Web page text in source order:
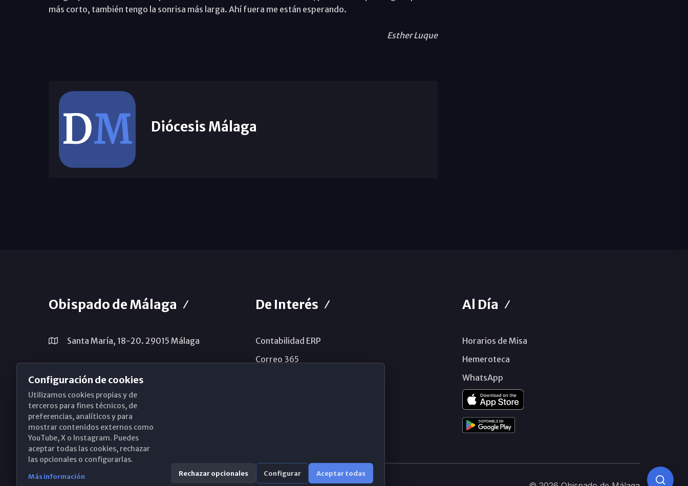
más corto, también tengo la sonrisa más larga. Ahí fuera me están esperando.
Esther Luque
Diócesis Málaga
Obispado de Málaga
Santa María, 18-20. 29015 Málaga
(+34) 952 224 386
obispado@diocesismalaga.es
De Interés
Contabilidad ERP
Correo 365
Al Día
Horarios de Misa
Hemeroteca
WhatsApp
Configuración de cookies
Utilizamos cookies propias y de
terceros para fines técnicos, de
preferencias, analíticos y para
mostrar contenidos externos como
YouTube, X o Instagram. Puedes
aceptar todas las cookies, rechazar
las opcionales o configurarlas.
Más información Rechazar opcionales Configurar Aceptar todas